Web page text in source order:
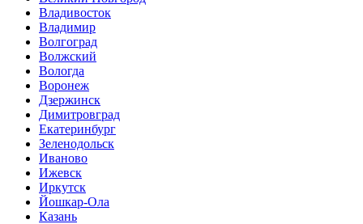
Владивосток
Владимир
Волгоград
Волжский
Вологда
Воронеж
Дзержинск
Димитровград
Екатеринбург
Зеленодольск
Иваново
Ижевск
Иркутск
Йошкар-Ола
Казань